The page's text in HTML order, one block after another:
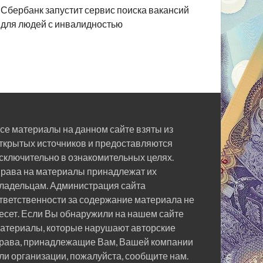
Сбербанк запустит сервис поиска вакансий
для людей с инвалидностью
материалы на данном сайте взяты из
источников и предоставляются
в ознакомительных целях.
на материалы принадлежат их
Администрация сайта
за содержание материала не
Если Вы обнаружили на нашем сайте
которые нарушают авторские
принадлежащие Вам, Вашей компании
организации, пожалуйста, сообщите нам.